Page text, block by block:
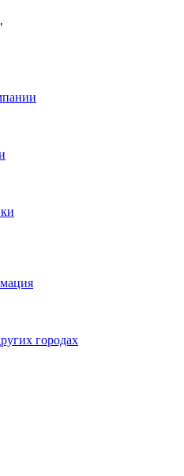
городах